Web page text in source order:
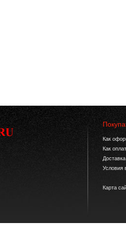
Как
Как
Условия
Карта